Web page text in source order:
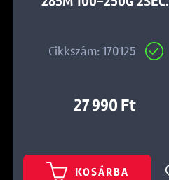
Cikkszám: 170125
27 990 Ft
KOSÁRBA